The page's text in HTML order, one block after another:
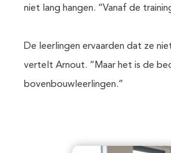
niet lang hangen. “Vanaf de
De leerlingen ervaarden dat ze
vertelt Arnout. “Maar het is de
bovenbouwleerlingen.”